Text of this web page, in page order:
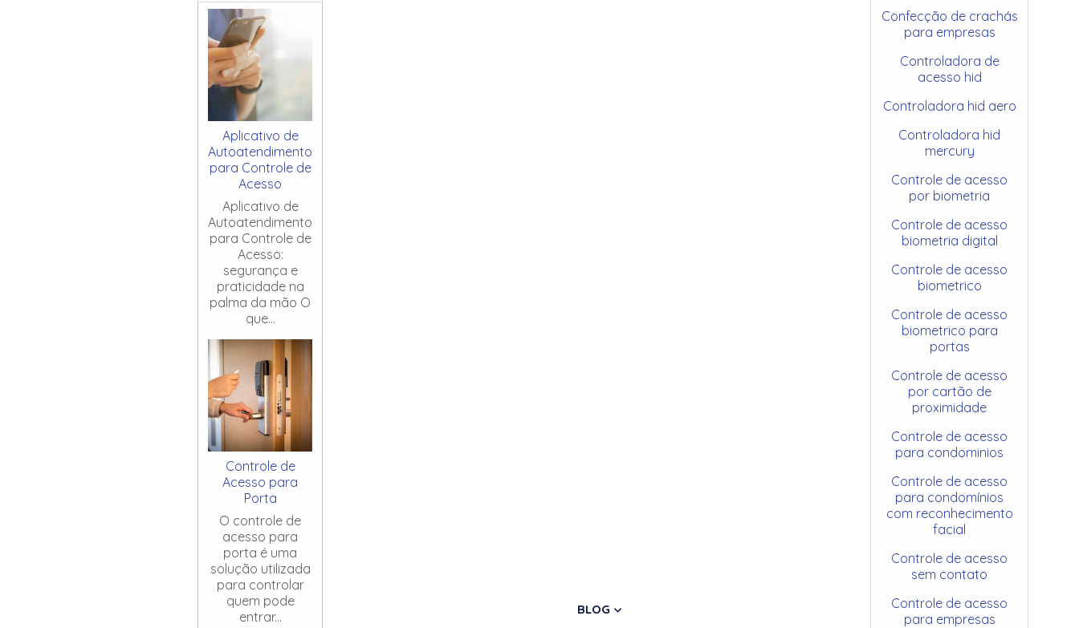
Aplicativo de
Autoatendimento
para Controle de
Acesso
Aplicativo de
Autoatendimento
para Controle de
Acesso:
segurança e
praticidade na
palma da mão O
que...
Controle de
Acesso para
Porta
O controle de
acesso para
porta é uma
solução utilizada
para controlar
quem pode
entrar...
BLOG
Confecção de crachás
para empresas
Controladora de
acesso hid
Controladora hid aero
Controladora hid
mercury
Controle de acesso
por biometria
Controle de acesso
biometria digital
Controle de acesso
biometrico
Controle de acesso
biometrico para
portas
Controle de acesso
por cartão de
proximidade
Controle de acesso
para condominios
Controle de acesso
para condomínios
com reconhecimento
facial
Controle de acesso
sem contato
Controle de acesso
para empresas